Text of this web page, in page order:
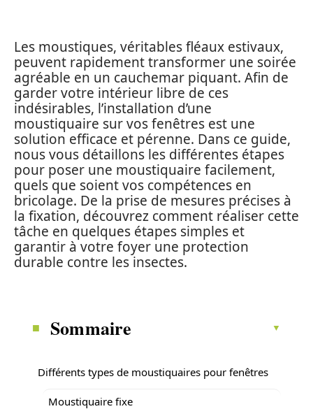
Les moustiques, véritables fléaux estivaux,
peuvent rapidement transformer une soirée
agréable en un cauchemar piquant. Afin de
garder votre intérieur libre de ces
indésirables, l’installation d’une
moustiquaire sur vos fenêtres est une
solution efficace et pérenne. Dans ce guide,
nous vous détaillons les différentes étapes
pour poser une moustiquaire facilement,
quels que soient vos compétences en
bricolage. De la prise de mesures précises à
la fixation, découvrez comment réaliser cette
tâche en quelques étapes simples et
garantir à votre foyer une protection
durable contre les insectes.
Sommaire
Différents types de moustiquaires pour fenêtres
Moustiquaire fixe